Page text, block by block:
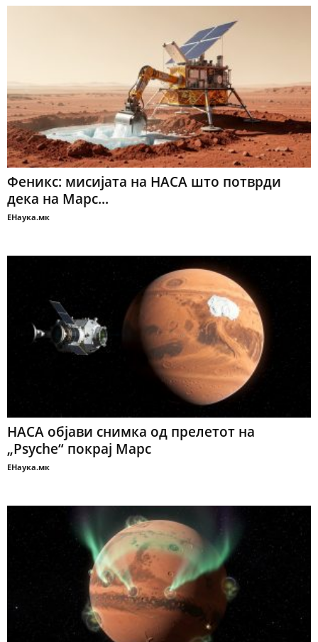
Феникс: мисијата на НАСА што потврди
дека на Марс...
ЕНаука.мк
НАСА објави снимка од прелетот на
„Psyche“ покрај Марс
ЕНаука.мк